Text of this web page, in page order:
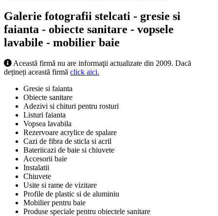
Galerie fotografii stelcati - gresie si
faianta - obiecte sanitare - vopsele
lavabile - mobilier baie
Această firmă nu are informaţii actualizate din 2009. Dacă
dețineți această firmă click aici.
Gresie si faianta
Obiecte sanitare
Adezivi si chituri pentru rosturi
Listuri faianta
Vopsea lavabila
Rezervoare acrylice de spalare
Cazi de fibra de sticla si acril
Bateriicazi de baie si chiuvete
Accesorii baie
Instalatii
Chiuvete
Usite si rame de vizitare
Profile de plastic si de aluminiu
Mobilier pentru baie
Produse speciale pentru obiectele sanitare